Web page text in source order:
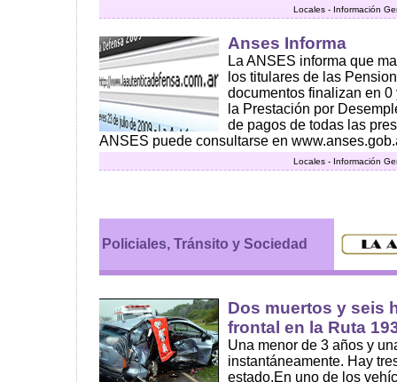
Locales - Información
Anses Informa
La ANSES informa que
los titulares de las
documentos finalizan en
la Prestación por
de pagos de todas las
ANSES puede consultarse en
Locales - Información
Policiales, Tránsito y Sociedad
Dos muertos y seis
frontal en la Ruta
Una menor de 3 años y
instantáneamente. Hay
estado.En uno de los